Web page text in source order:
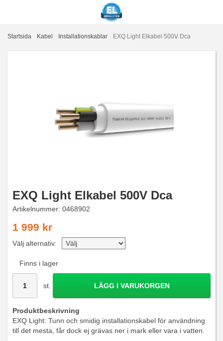
Startsida Kabel Installationskablar EXQ Light Elkabel 500V Dca
EXQ Light Elkabel 500V Dca
Artikelnummer: 0468902
1 999 kr
Välj alternativ:
Finns i lager
st. LÄGG I VARUKORGEN
Produktbeskrivning
EXQ Light: Tunn och smidig installationskabel för användning
till det mesta, får dock ej grävas ner i mark eller vara i vatten.